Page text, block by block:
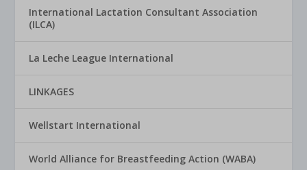
International Lactation Consultant Association
(ILCA)
La Leche League International
LINKAGES
Wellstart International
World Alliance for Breastfeeding Action (WABA)